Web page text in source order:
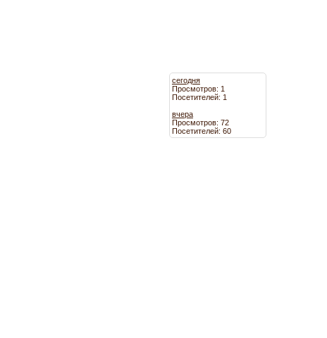
сегодня
Просмотров: 1
Посетителей: 1
вчера
Просмотров: 72
Посетителей: 60